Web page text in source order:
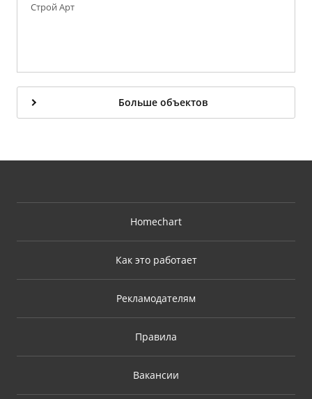
Строй Арт
Больше объектов
Homechart
Как это работает
Рекламодателям
Правила
Вакансии